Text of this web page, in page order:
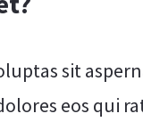
sit
eos qui